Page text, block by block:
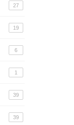
27
19
6
1
39
39